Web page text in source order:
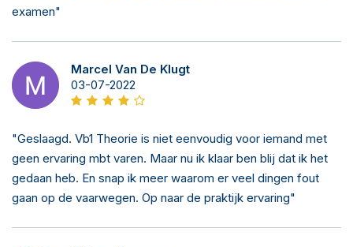
examen"
Marcel Van De Klugt
03-07-2022
"Geslaagd. Vb1 Theorie is niet eenvoudig voor iemand met
geen ervaring mbt varen. Maar nu ik klaar ben blij dat ik het
gedaan heb. En snap ik meer waarom er veel dingen fout
gaan op de vaarwegen. Op naar de praktijk ervaring"